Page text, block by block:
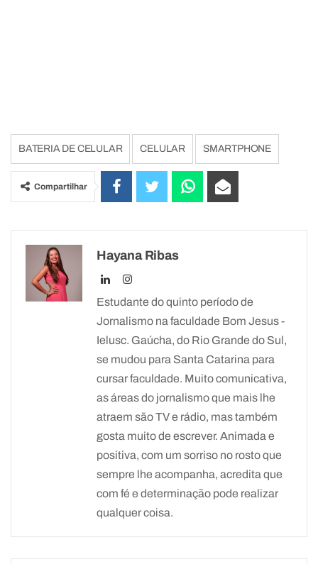
BATERIA DE CELULAR CELULAR SMARTPHONE
Compartilhar
Hayana Ribas
Estudante do quinto período de
Jornalismo na faculdade Bom Jesus -
Ielusc. Gaúcha, do Rio Grande do Sul,
se mudou para Santa Catarina para
cursar faculdade. Muito comunicativa,
as áreas do jornalismo que mais lhe
atraem são TV e rádio, mas também
gosta muito de escrever. Animada e
positiva, com um sorriso no rosto que
sempre lhe acompanha, acredita que
com fé e determinação pode realizar
qualquer coisa.